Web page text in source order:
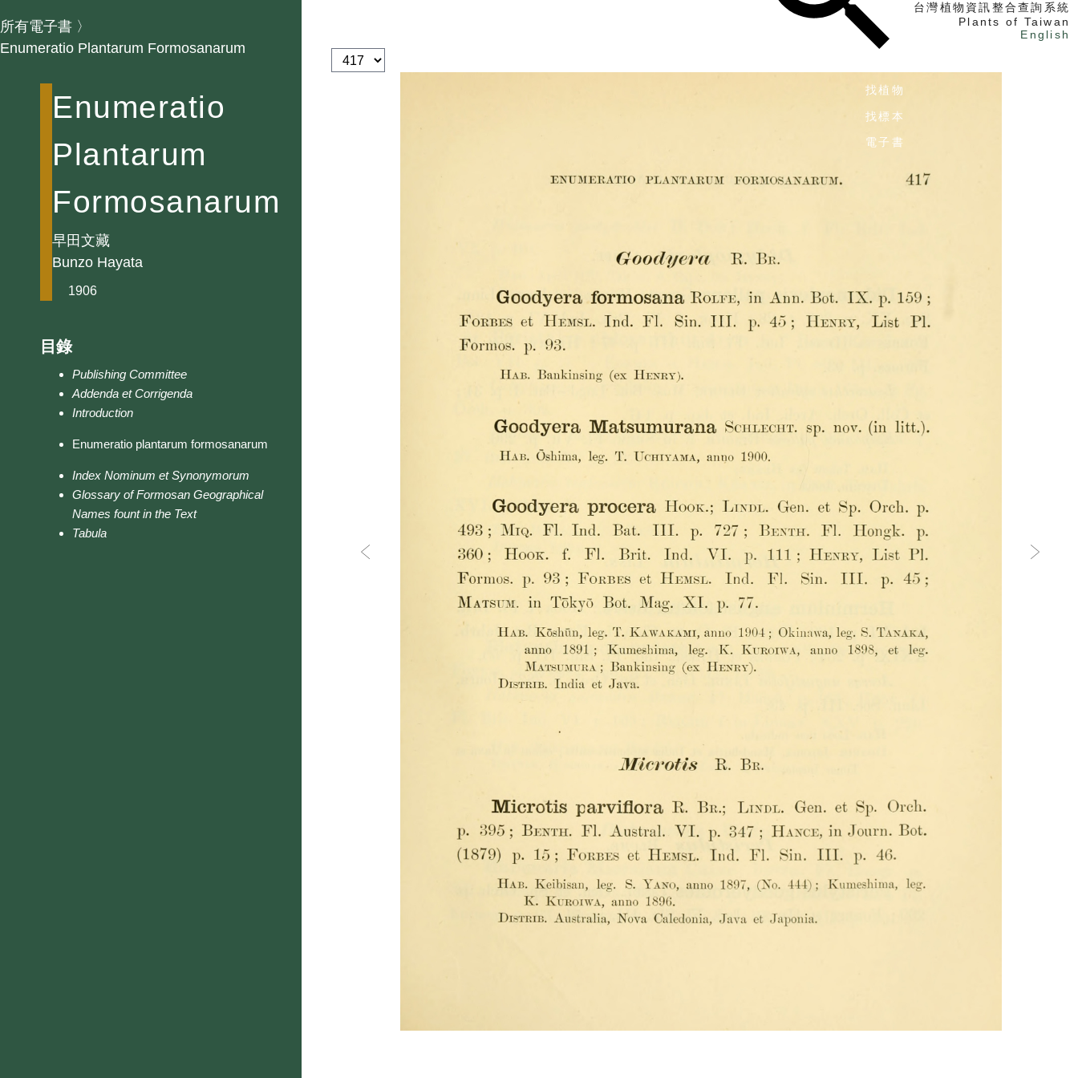
台灣植物資訊整合查詢系統
Plants of Taiwan
English
找植物
找標本
電子書
所有電子書 〉
Enumeratio Plantarum Formosanarum
Enumeratio
Plantarum
Formosanarum
早田文藏
Bunzo Hayata
1906
目錄
Publishing Committee
Addenda et Corrigenda
Introduction
Enumeratio plantarum formosanarum
Index Nominum et Synonymorum
Glossary of Formosan Geographical
Names fount in the Text
Tabula